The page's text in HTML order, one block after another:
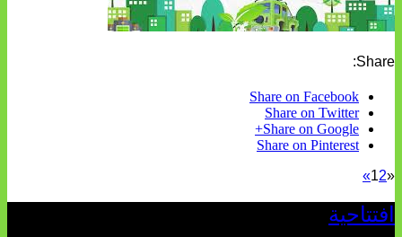
Share:
Share on Facebook
Share on Twitter
Share on Google+
Share on Pinterest
«
12
»
افتتاحية